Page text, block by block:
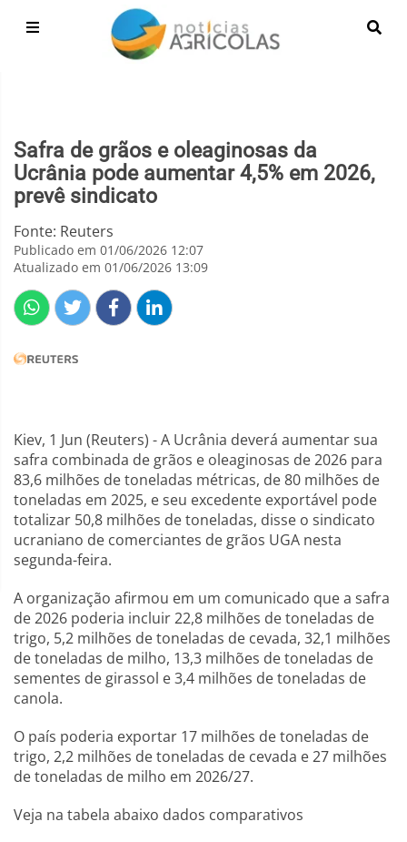
Safra de grãos e oleaginosas da
Ucrânia pode aumentar 4,5% em 2026,
prevê sindicato
Fonte: Reuters
Publicado em 01/06/2026 12:07
Atualizado em 01/06/2026 13:09
Kiev, 1 Jun (Reuters) - A Ucrânia deverá aumentar sua
safra combinada de grãos e oleaginosas de 2026 para
83,6 milhões de toneladas métricas, de 80 milhões de
toneladas em 2025, e seu excedente exportável pode
totalizar 50,8 milhões de toneladas, disse o sindicato
ucraniano de comerciantes de grãos UGA nesta
segunda-feira.
A organização afirmou em um comunicado que a safra
de 2026 poderia incluir 22,8 milhões de toneladas de
trigo, 5,2 milhões de toneladas de cevada, 32,1 milhões
de toneladas de milho, 13,3 milhões de toneladas de
sementes de girassol e 3,4 milhões de toneladas de
canola.
O país poderia exportar 17 milhões de toneladas de
trigo, 2,2 milhões de toneladas de cevada e 27 milhões
de toneladas de milho em 2026/27.
Veja na tabela abaixo dados comparativos